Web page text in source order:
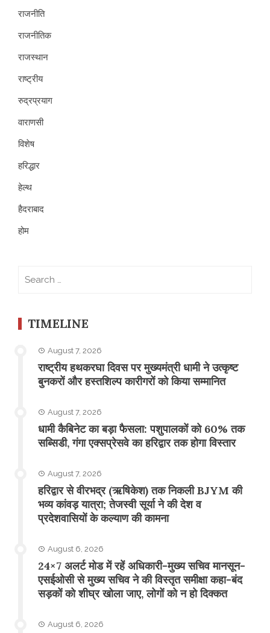
राजनीति
राजनीतिक
राजस्थान
राष्ट्रीय
रुद्रप्रयाग
वाराणसी
विशेष
हरिद्धार
हेल्थ
हैदराबाद
होम
TIMELINE
August 7, 2026
राष्ट्रीय हथकरघा दिवस पर मुख्यमंत्री धामी ने उत्कृष्ट
बुनकरों और हस्तशिल्प कारीगरों को किया सम्मानित
August 7, 2026
​धामी कैबिनेट का बड़ा फैसला: पशुपालकों को 60% तक
सब्सिडी, गंगा एक्सप्रेसवे का हरिद्वार तक होगा विस्तार
August 7, 2026
​हरिद्वार से वीरभद्र (ऋषिकेश) तक निकली BJYM की
भव्य कांवड़ यात्रा; तेजस्वी सूर्या ने की देश व
प्रदेशवासियों के कल्याण की कामना
August 6, 2026
24×7 अलर्ट मोड में रहें अधिकारी-मुख्य सचिव मानसून-
एसईओसी से मुख्य सचिव ने की विस्तृत समीक्षा कहा-बंद
सड़कों को शीघ्र खोला जाए, लोगों को न हो दिक्कत
August 6, 2026